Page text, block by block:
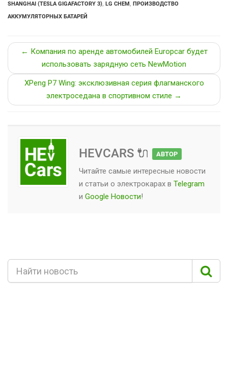
SHANGHAI (TESLA GIGAFACTORY 3), LG CHEM, ПРОИЗВОДСТВО
АККУМУЛЯТОРНЫХ БАТАРЕЙ
← Компания по аренде автомобилей Europcar будет
использовать зарядную сеть NewMotion
XPeng P7 Wing: эксклюзивная серия флагманского
электроседана в спортивном стиле →
HEVCARS 🔌 АВТОР
Читайте самые интересные новости
и статьи о электрокарах в Telegram
и Google Новости!